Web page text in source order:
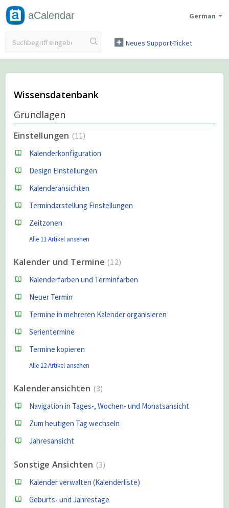
aCalendar German
Neues Support-Ticket
Wissensdatenbank
Grundlagen
Einstellungen 11
Kalenderkonfiguration
Design Einstellungen
Kalenderansichten
Termindarstellung Einstellungen
Zeitzonen
Alle 11 Artikel ansehen
Kalender und Termine 12
Kalenderfarben und Terminfarben
Neuer Termin
Termine in mehreren Kalender organisieren
Serientermine
Termine kopieren
Alle 12 Artikel ansehen
Kalenderansichten 3
Navigation in Tages-, Wochen- und Monatsansicht
Zum heutigen Tag wechseln
Jahresansicht
Sonstige Ansichten 3
Kalender verwalten (Kalenderliste)
Geburts- und Jahrestage